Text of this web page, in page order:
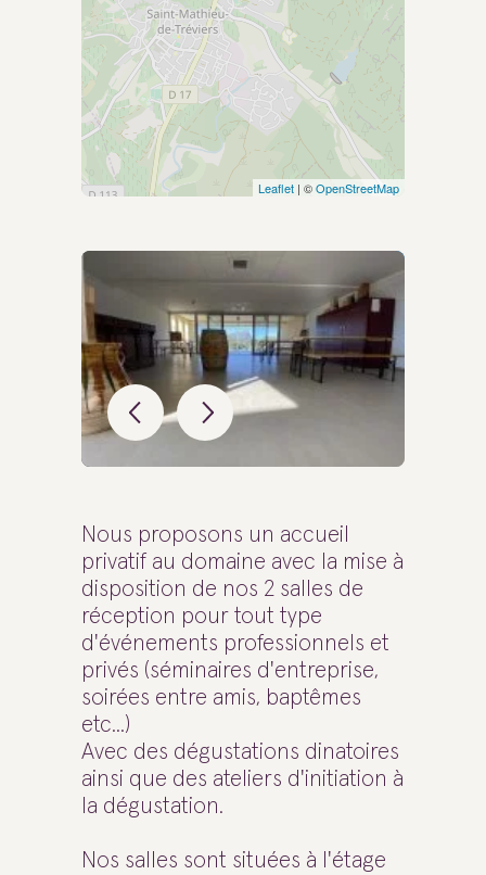
Leaflet | ©OpenStreetMap
Nous proposons un accueil
privatif au domaine avec la mise à
disposition de nos 2 salles de
réception pour tout type
d'événements professionnels et
privés (séminaires d'entreprise,
soirées entre amis, baptêmes
etc...)
Avec des dégustations dinatoires
ainsi que des ateliers d'initiation à
la dégustation.
Nos salles sont situées à l'étage